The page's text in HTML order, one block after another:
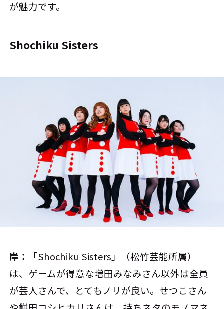
が魅力です。
Shochiku Sisters
岸：
「Shochiku Sisters」（松竹芸能所属）
は、ゲームが得意な増田みなみさん以外は全員
が芸人さんで、とてもノリが良い。せつこさん